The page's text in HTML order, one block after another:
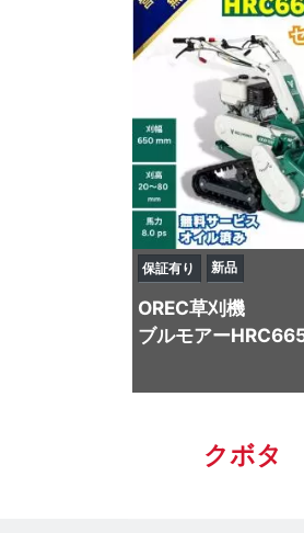
保証有り 新品
OREC草刈機
ブルモアー
クボタ